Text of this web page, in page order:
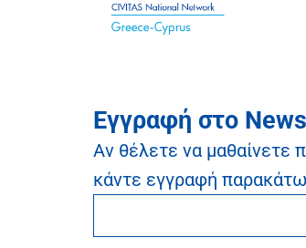
Εγγραφή στο
Αν θέλετε να μαθαίνετε
κάντε εγγραφή παρακάτω